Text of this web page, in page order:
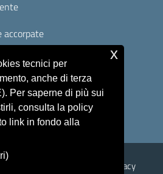
accorpate
Privacy
tecnici per
anche di terza
Per saperne di più sui
consulta la policy
link in fondo alla
x